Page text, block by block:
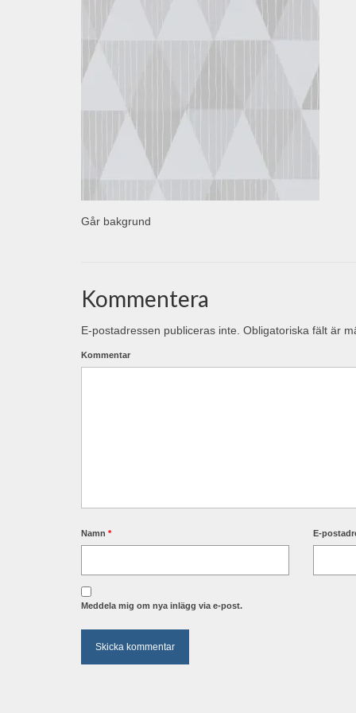
Går bakgrund
Kommentera
E-postadressen publiceras inte. Obligatoriska fält är
Kommentar
Namn * E-
Meddela mig om nya inlägg via e-post.